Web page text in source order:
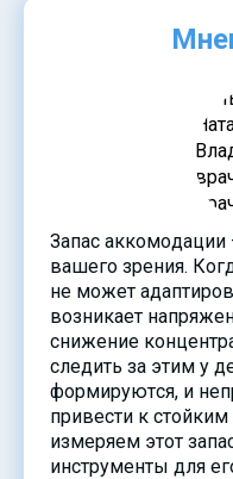
Запас аккомодации
вашего зрения.
не может
возникает
снижение
следить за этим у
формируются, и
привести к
измеряем этот
инструменты для